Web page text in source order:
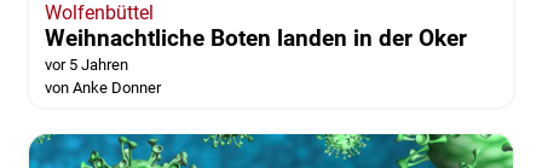
Wolfenbüttel
Weihnachtliche Boten landen in der Oker
vor 5 Jahren
von Anke Donner